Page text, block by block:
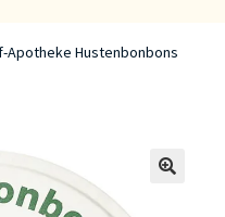
Apotheke Hustenbonbons